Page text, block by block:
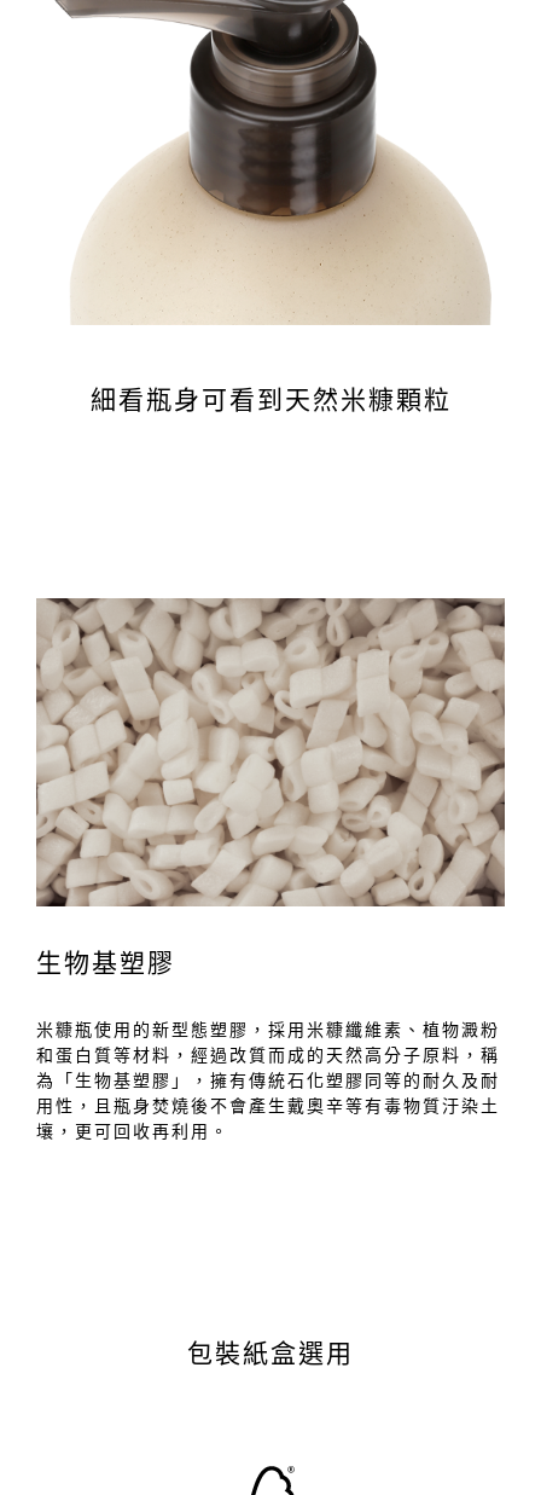
細看瓶身可看到天然米糠顆粒
生物基塑膠
米糠瓶使用的新型態塑膠，採用米糠纖維素、植物澱粉
和蛋白質等材料，經過改質而成的天然高分子原料，稱
為「生物基塑膠」，擁有傳統石化塑膠同等的耐久及耐
用性，且瓶身焚燒後不會產生戴奧辛等有毒物質汙染土
壤，更可回收再利用。
包裝紙盒選用